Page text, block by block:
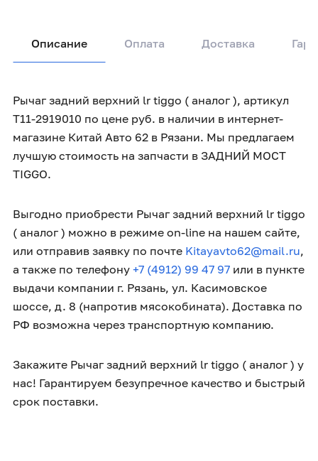
Описание Оплата Доставка
Рычаг задний верхний lr tiggo ( аналог ), артикул
T11-2919010 по цене руб. в наличии в интернет-
магазине Китай Авто 62 в Рязани. Мы предлагаем
лучшую стоимость на запчасти в ЗАДНИЙ МОСТ
TIGGO.
Выгодно приобрести Рычаг задний верхний lr tiggo
( аналог ) можно в режиме on-line на нашем сайте,
или отправив заявку по почте Kitayavto62@mail.ru,
а также по телефону +7 (4912) 99 47 97 или в пункте
выдачи компании г. Рязань, ул. Касимовское
шоссе, д. 8 (напротив мясокобината). Доставка по
РФ возможна через транспортную компанию.
Закажите Рычаг задний верхний lr tiggo ( аналог ) у
нас! Гарантируем безупречное качество и быстрый
срок поставки.